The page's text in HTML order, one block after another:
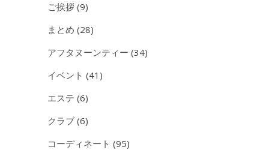
ご挨拶 (9)
まとめ (28)
アフタヌーンティー (34)
イベント (41)
エステ (6)
クラブ (6)
コーディネート (95)